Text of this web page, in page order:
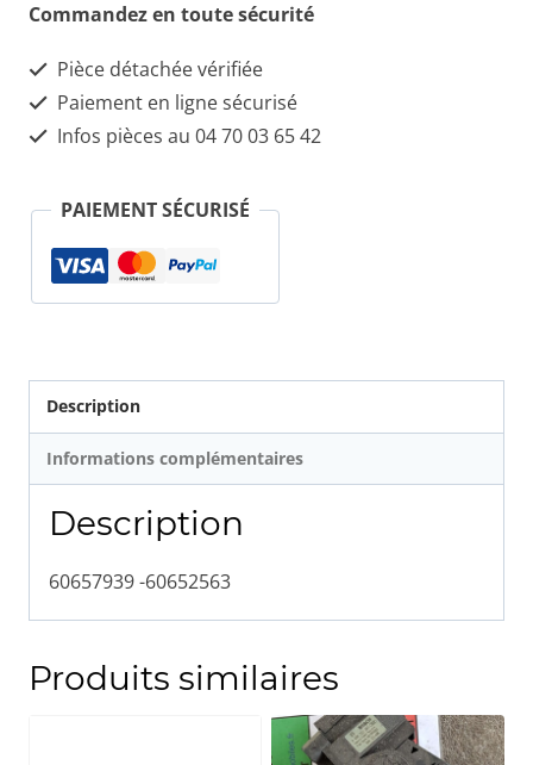
changement
de
vitesse
156
60663956
Commandez en toute sécurité
Pièce détachée vérifiée
Paiement en ligne sécurisé
Infos pièces au 04 70 03 65 42
PAIEMENT SÉCURISÉ
Description
Informations complémentaires
Description
60657939 -60652563
Produits similaires